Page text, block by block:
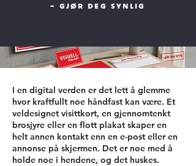
- gjør deg synlig
I en digital verden er det lett å glemme
hvor kraftfullt noe håndfast kan være. Et
veldesignet visittkort, en gjennomtenkt
brosjyre eller en flott plakat skaper en
helt annen kontakt enn en e-post eller en
annonse på skjermen. Det er noe med å
holde noe i hendene, og det huskes.